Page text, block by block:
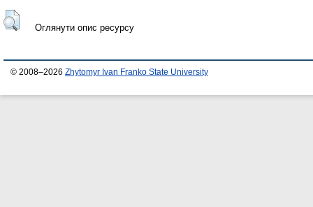
Оглянути опис ресурсу
© 2008–2026 Zhytomyr Ivan Franko State University